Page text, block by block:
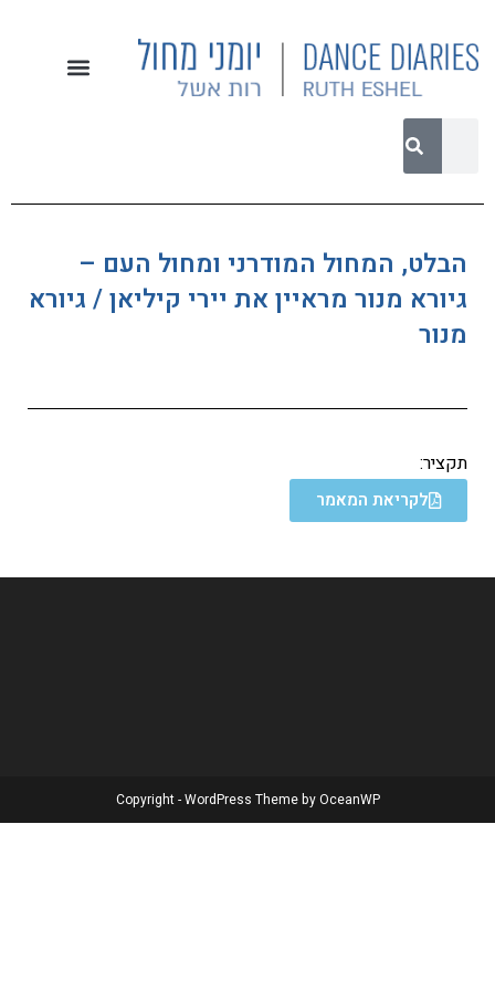
הבלט, המחול המודרני ומחול העם –
גיורא מנור מראיין את יירי קיליאן / גיורא
מנור
תקציר:
לקריאת המאמר
Copyright - WordPress Theme by OceanWP